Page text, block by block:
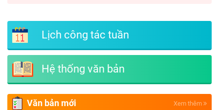
Lịch công tác tuần
Hệ thống văn bản
Văn bản mới Xem thêm